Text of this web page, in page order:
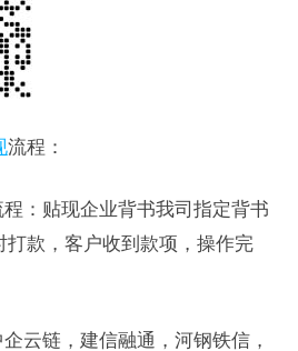
流程：
：贴现企业背书我司指定背书
打款，客户收到款项，操作完
云链，建信融通，河钢铁信，